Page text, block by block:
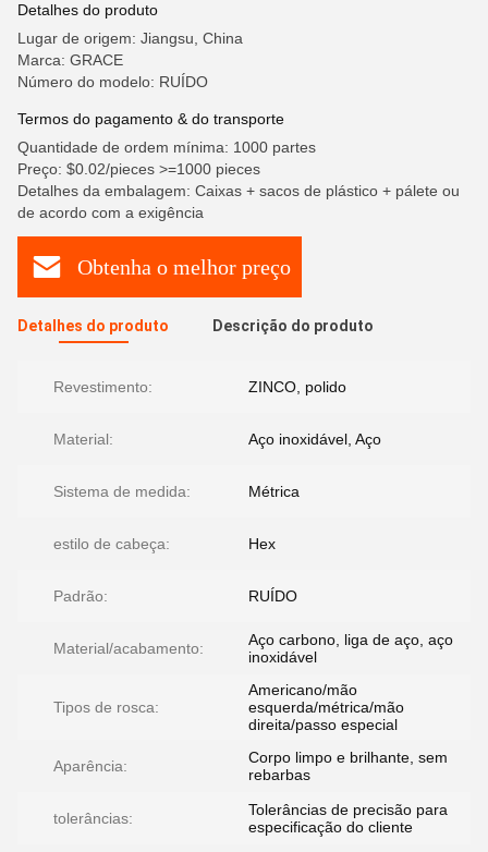
arruelas de Epdm que telham o parafuso
Detalhes do produto
Lugar de origem: Jiangsu, China
Marca: GRACE
Número do modelo: RUÍDO
Termos do pagamento & do transporte
Quantidade de ordem mínima: 1000 partes
Preço: $0.02/pieces >=1000 pieces
Detalhes da embalagem: Caixas + sacos de plástico + pálete ou
de acordo com a exigência
Obtenha o melhor preço
Detalhes do produto Descrição do produto
Revestimento: ZINCO, polido
Material: Aço inoxidável, Aço
Sistema de medida: Métrica
estilo de cabeça: Hex
Padrão: RUÍDO
Material/acabamento:
Aço carbono, liga de aço, aço
inoxidável
Tipos de rosca:
Americano/mão
esquerda/métrica/mão
direita/passo especial
Aparência:
Corpo limpo e brilhante, sem
rebarbas
tolerâncias:
Tolerâncias de precisão para
especificação do cliente